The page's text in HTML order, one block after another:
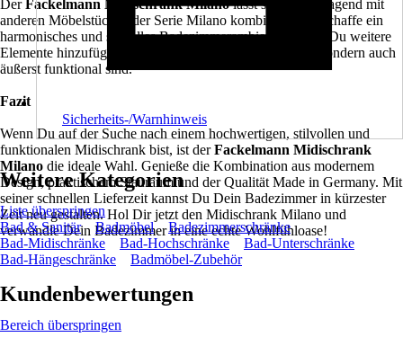
Der Fackelmann Midischrank Milanolässt sich hervorragend mit
anderen Möbelstücken der Serie Milano kombinieren. Erschaffe ein
harmonisches und stilvolles Badezimmerambiente, indem Du weitere
Elemente hinzufügst, die nicht nur optisch ansprechend, sondern auch
äußerst funktional sind.
Fazit
Wenn Du auf der Suche nach einem hochwertigen, stilvollen und
funktionalen Midischrank bist, ist derFackelmann Midischrank
Milano die ideale Wahl. Genieße die Kombination aus modernem
Design, praktischem Stauraum und der Qualität Made in Germany. Mit
seiner schnellen Lieferzeit kannst Du Dein Badezimmer in kürzester
Zeit neu gestalten. Hol Dir jetzt den Midischrank Milano und
verwandle Dein Badezimmer in eine echte Wohlfühloase!
Sicherheits-/Warnhinweis
Weitere Kategorien
Liste überspringen
Bad & Sanitär
Badmöbel
Badezimmerschränke
Bad-Midischränke
Bad-Hochschränke
Bad-Unterschränke
Bad-Hängeschränke
Badmöbel-Zubehör
Kundenbewertungen
Bereich überspringen